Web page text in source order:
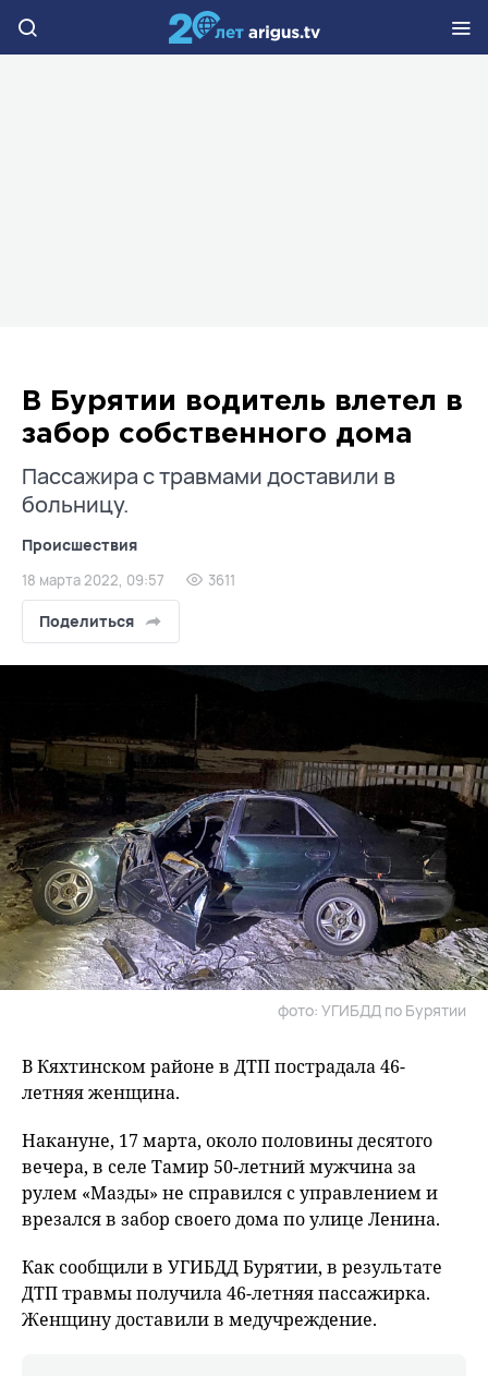
В Бурятии водитель влетел в
забор собственного дома
Пассажира с травмами доставили в
больницу.
Происшествия
18 марта 2022, 09:57 3611
Поделиться
фото: УГИБДД по Бурятии
В Кяхтинском районе в ДТП пострадала 46-
летняя женщина.
Накануне, 17 марта, около половины десятого
вечера, в селе Тамир 50-летний мужчина за
рулем «Мазды» не справился с управлением и
врезался в забор своего дома по улице Ленина.
Как сообщили в УГИБДД Бурятии, в результате
ДТП травмы получила 46-летняя пассажирка.
Женщину доставили в медучреждение.